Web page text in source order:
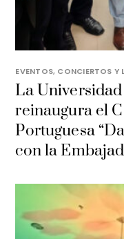
EVENTOS, CONCIERTOS Y
La
reinaugura el
Portuguesa
con la